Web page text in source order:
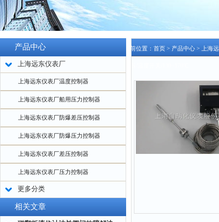
产品中心
上海远东仪表厂
上海远东仪表厂温度控制器
上海远东仪表厂船用压力控制器
上海远东仪表厂防爆差压控制器
上海远东仪表厂防爆压力控制器
上海远东仪表厂差压控制器
上海远东仪表厂压力控制器
更多分类
相关文章
当前位置： 首页 > 产品中心 > 上海